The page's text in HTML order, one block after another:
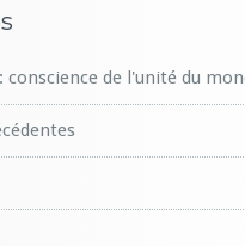
conscience de l'unité du